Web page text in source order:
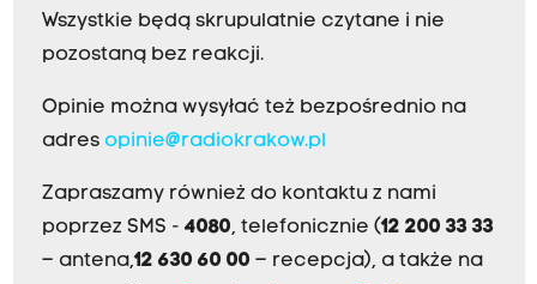
Wszystkie będą skrupulatnie czytane i nie
pozostaną bez reakcji.
Opinie można wysyłać też bezpośrednio na
adres opinie@radiokrakow.pl
Zapraszamy również do kontaktu z nami
poprzez SMS - 4080, telefonicznie (12 200 33 33
– antena,12 630 60 00 – recepcja), a także na